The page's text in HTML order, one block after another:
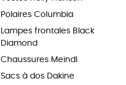
Polaires Columbia
Lampes frontales Black
Diamond
Chaussures Meindl
Sacs à dos Dakine